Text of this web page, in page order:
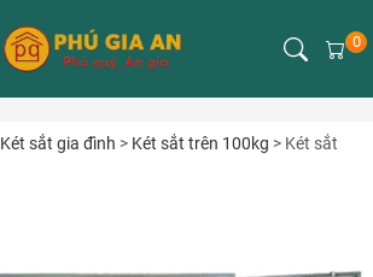
0
Két sắt gia đình > Két sắt trên 100kg > Két sắt